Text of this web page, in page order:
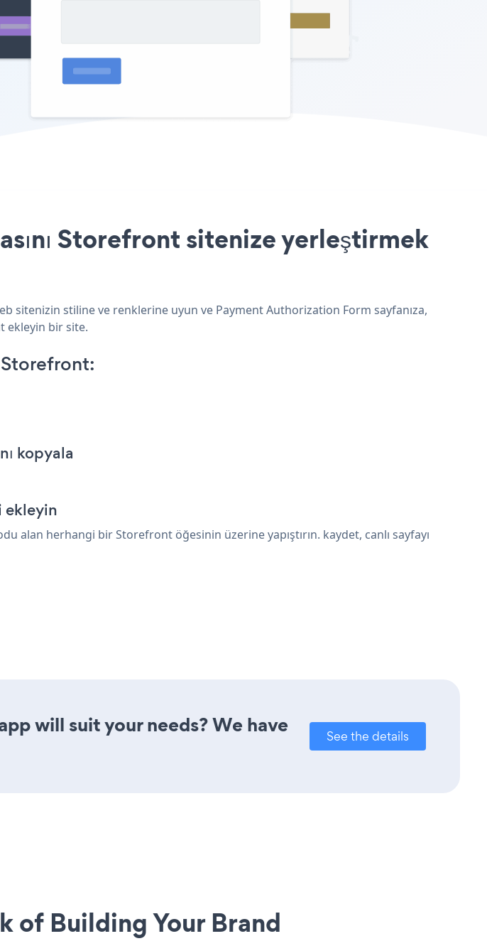
Storefront sitenize yerleştirmek
sitenizin stiline ve renklerine uyun ve Payment Authorization Form sayfanıza,
ekleyin bir site.
kopyala
ekleyin
herhangi bir Storefront öğesinin üzerine yapıştırın. kaydet, canlı sayfayı
will suit your needs? We have
See the details
of Building Your Brand